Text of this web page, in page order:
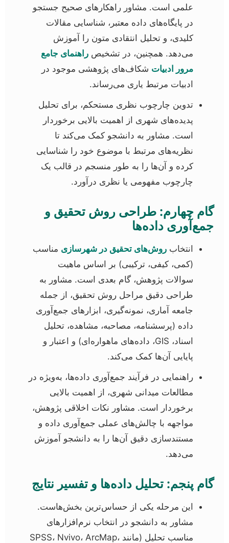
علمی است. مشاور راهکارهای صحیح جستجو
در پایگاه‌های داده معتبر، شناسایی مقالات
کلیدی، و تحلیل انتقادی متون را آموزش
می‌دهد. همچنین، در تشخیص راهنمای جامع
مرور ادبیات شکاف‌های پژوهشی موجود در
ادبیات مرتبط یاری می‌رساند.
تدوین چارچوب نظری مستحکم، برای تحلیل
پدیده‌های شهری از اهمیت بالایی برخوردار
است. مشاور به دانشجو کمک می‌کند تا
نظریه‌های مرتبط با موضوع خود را شناسایی
کرده و آن‌ها را به طور منسجم در قالب یک
چارچوب مفهومی یا نظری درآورد.
گام چهارم: طراحی روش تحقیق و
جمع‌آوری داده‌ها
انتخاب روش‌های تحقیق در شهرسازی مناسب
(کمی، کیفی، ترکیبی) بر اساس ماهیت
سوالات پژوهش، گام بعدی است. مشاور به
طراحی دقیق مراحل روش تحقیق، از جمله
جامعه آماری، نمونه‌گیری، ابزارهای جمع‌آوری
داده (پرسشنامه، مصاحبه، مشاهده، تحلیل
اسناد، GIS، داده‌های ماهواره‌ای) و اعتبار و
پایایی آن‌ها کمک می‌کند.
راهنمایی در فرآیند جمع‌آوری داده‌ها، به‌ویژه در
مطالعات میدانی شهری، از اهمیت بالایی
برخوردار است. مشاور نکات اخلاقی پژوهش،
مواجهه با چالش‌های عملی جمع‌آوری داده و
مستندسازی دقیق آن‌ها را به دانشجو آموزش
می‌دهد.
گام پنجم: تحلیل داده‌ها و تفسیر نتایج
این مرحله یکی از حساس‌ترین بخش‌هاست.
مشاور به دانشجو در انتخاب نرم‌افزارهای
مناسب تحلیل (مانند SPSS، Nvivo، ArcMap،